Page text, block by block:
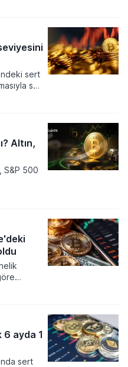
sert
son
Altın,
S&P 500
6 ayda 1
sert